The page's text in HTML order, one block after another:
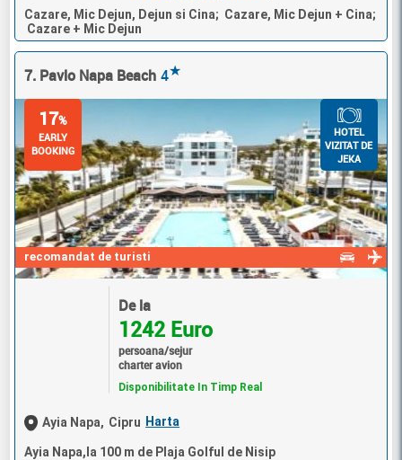
Cazare, Mic Dejun, Dejun si Cina; Cazare, Mic Dejun + Cina;
Cazare + Mic Dejun
7. Pavlo Napa Beach 4★
recomandat de turisti
17%
EARLY
BOOKING
HOTEL
VIZITAT DE
JEKA
De la
1242 Euro
persoana/sejur
charter avion
Disponibilitate In Timp Real
Ayia Napa, Cipru Harta
Ayia Napa,la 100 m de Plaja Golful de Nisip